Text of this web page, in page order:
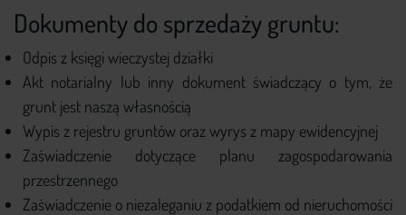
Dokumenty do sprzedaży gruntu:
Odpis z księgi wieczystej działki
Akt notarialny lub inny dokument świadczący o tym, że
grunt jest naszą własnością
Wypis z rejestru gruntów oraz wyrys z mapy ewidencyjnej
Zaświadczenie dotyczące planu zagospodarowania
przestrzennego
Zaświadczenie o niezaleganiu z podatkiem od nieruchomości